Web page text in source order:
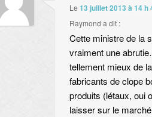
Le 13 juillet 2013 à 14 h
Raymond a dit :
Cette ministre de la
vraiment une
tellement mieux de
fabricants de clope
produits (létaux, oui
laisser sur le